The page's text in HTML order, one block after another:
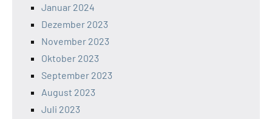
Januar 2024
Dezember 2023
November 2023
Oktober 2023
September 2023
August 2023
Juli 2023